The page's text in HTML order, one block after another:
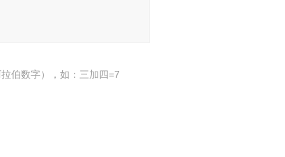
伯数字），如：三加四=7